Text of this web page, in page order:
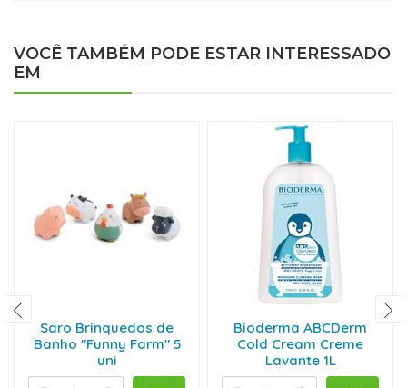
VOCÊ TAMBÉM PODE ESTAR INTERESSADO
EM
Saro Brinquedos de
Banho "Funny Farm" 5
uni
Bioderma ABCDerm
Cold Cream Creme
Lavante 1L